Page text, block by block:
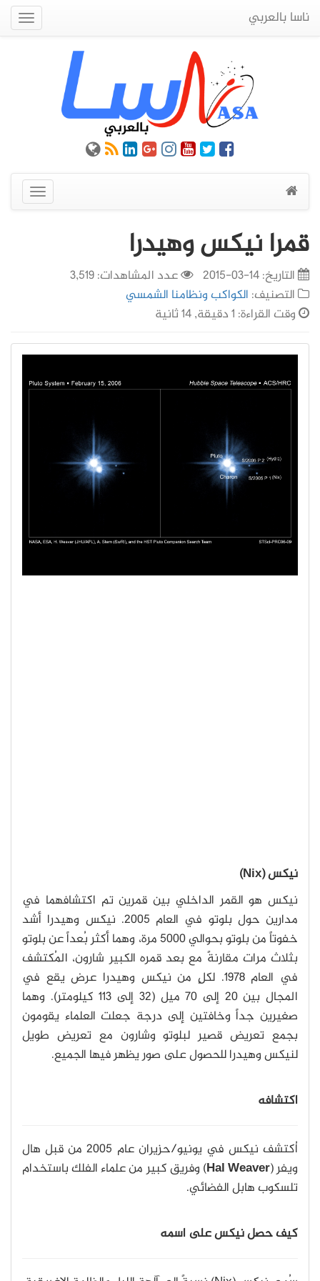
ناسا بالعربي
عرض
القائمة
قمرا نيكس وهيدرا
التاريخ:14-03-2015
عدد المشاهدات: 3,519
التصنيف: الكواكب ونظامنا الشمسي
وقت القراءة: 1 دقيقة, 14 ثانية
نيكس (Nix)
نيكس هو القمر الداخلي بين قمرين تم اكتشافهما في
مدارين حول بلوتو في العام 2005. نيكس وهيدرا أشد
خفوتاً من بلوتو بحوالي 5000 مرة، وهما أكثر بُعداً عن بلوتو
بثلاث مرات مقارنةً مع بعد قمره الكبير شارون، المُكتشف
في العام 1978. لكلٍ من نيكس وهيدرا عرض يقع في
المجال بين 20 إلى 70 ميل (32 إلى 113 كيلومتر). وهما
صغيرين جداً وخافتين إلى درجة جعلت العلماء يقومون
بجمع تعريض قصير لبلوتو وشارون مع تعريض طويل
لنيكس وهيدرا للحصول على صور يظهر فيها الجميع.
اكتشافه
اُكتشف نيكس في يونيو/حزيران عام 2005 من قبل هال
ويفر (Hal Weaver) وفريق كبير من علماء الفلك باستخدام
تلسكوب هابل الفضائي.
كيف حصل نيكس على اسمه